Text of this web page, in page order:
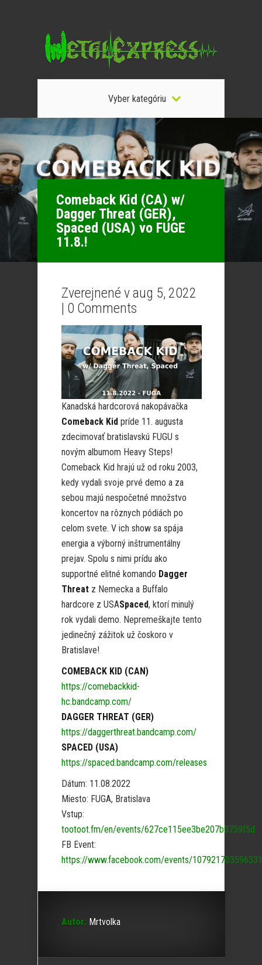
Vyber kategóriu
Comeback Kid (CA) w/
Dagger Threat (GER),
Spaced (USA) vo FUGE
11.8.!
Zverejnené v aug 5, 2022
| 0 Comments
Kanadská hardcorová nakopávačka
Comeback Kid príde 11. augusta
zdecimovať bratislavskú FUGU s
novým albumom Heavy Steps!
Comeback Kid hrajú už od roku 2003,
kedy vydali svoje prvé demo a za
sebou majú nespočetné množstvo
koncertov na rôznych pódiách po
celom svete. V ich show sa spája
energia a výborný inštrumentálny
prejav. Spolu s nimi prídu ako
supportné elitné komando Dagger
Threat z Nemecka a Buffalo
hardcore z USASpaced, ktorí minulý
rok vydali demo. Nepremeškajte tento
jedinečný zážitok už čoskoro v
Bratislave!
COMEBACK KID (CAN)
https://comebackkid-
hc.bandcamp.com/
DAGGER THREAT (GER)
https://daggerthreat.bandcamp.com/
SPACED (USA)
https://spaced.bandcamp.com/releases
Dátum: 11.08.2022
Miesto: FUGA, Bratislava
Vstup:
tootoot.fm/en/events/627ce115ee3be207b0759f5d
FB Event:
https://www.facebook.com/events/
Autor: Mrtvolka